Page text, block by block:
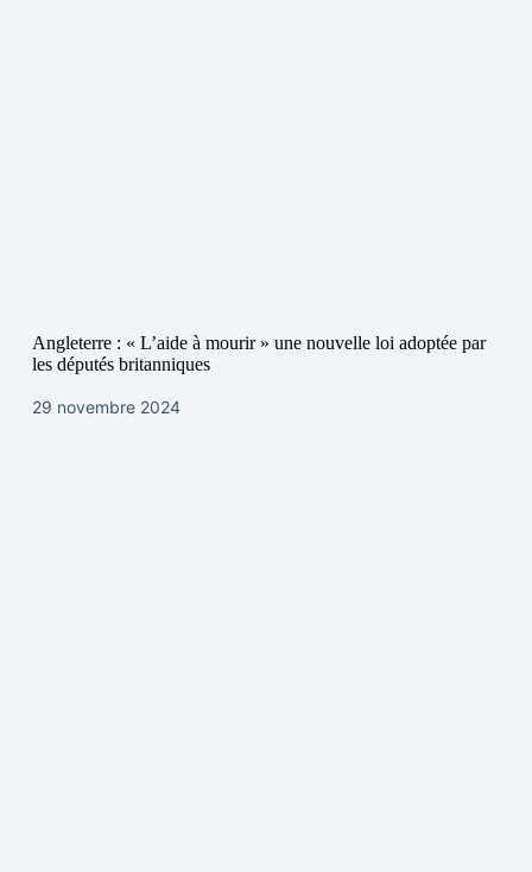
Angleterre : « L’aide à mourir » une nouvelle loi adoptée par
les députés britanniques
29 novembre 2024